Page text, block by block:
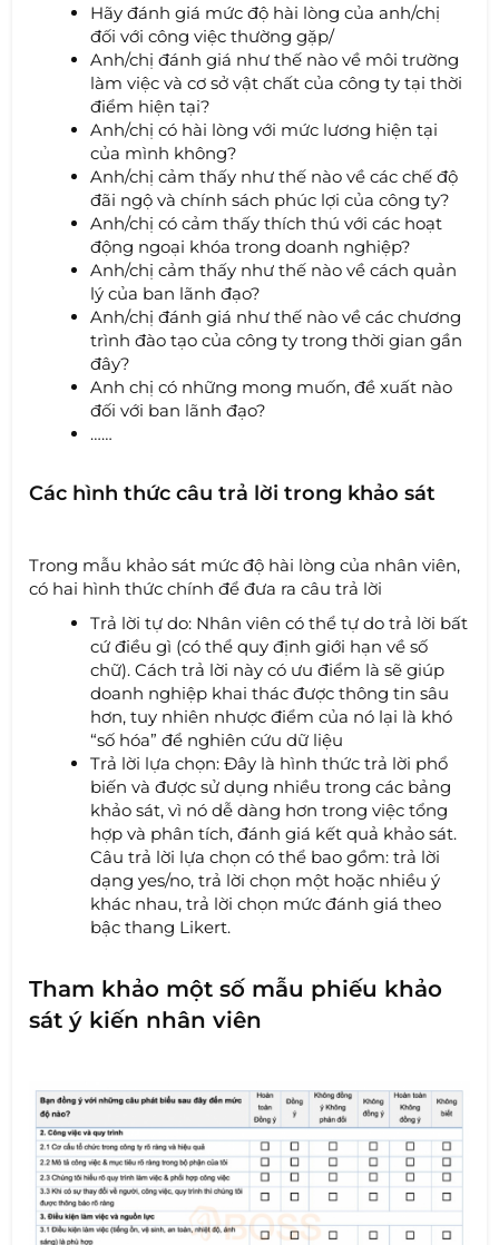
Hãy đánh giá mức độ hài lòng của anh/chị
đối với công việc thường gặp/
Anh/chị đánh giá như thế nào về môi trường
làm việc và cơ sở vật chất của công ty tại thời
điểm hiện tại?
Anh/chị có hài lòng với mức lương hiện tại
của mình không?
Anh/chị cảm thấy như thế nào về các chế độ
đãi ngộ và chính sách phúc lợi của công ty?
Anh/chị có cảm thấy thích thú với các hoạt
động ngoại khóa trong doanh nghiệp?
Anh/chị cảm thấy như thế nào về cách quản
lý của ban lãnh đạo?
Anh/chị đánh giá như thế nào về các chương
trình đào tạo của công ty trong thời gian gần
đây?
Anh chị có những mong muốn, đề xuất nào
đối với ban lãnh đạo?
……
Các hình thức câu trả lời trong khảo sát
Trong mẫu khảo sát mức độ hài lòng của nhân viên,
có hai hình thức chính để đưa ra câu trả lời
Trả lời tự do: Nhân viên có thể tự do trả lời bất
cứ điều gì (có thể quy định giới hạn về số
chữ). Cách trả lời này có ưu điểm là sẽ giúp
doanh nghiệp khai thác được thông tin sâu
hơn, tuy nhiên nhược điểm của nó lại là khó
“số hóa” để nghiên cứu dữ liệu
Trả lời lựa chọn: Đây là hình thức trả lời phổ
biến và được sử dụng nhiều trong các bảng
khảo sát, vì nó dễ dàng hơn trong việc tổng
hợp và phân tích, đánh giá kết quả khảo sát.
Câu trả lời lựa chọn có thể bao gồm: trả lời
dạng yes/no, trả lời chọn một hoặc nhiều ý
khác nhau, trả lời chọn mức đánh giá theo
bậc thang Likert.
Tham khảo một số mẫu phiếu khảo
sát ý kiến nhân viên